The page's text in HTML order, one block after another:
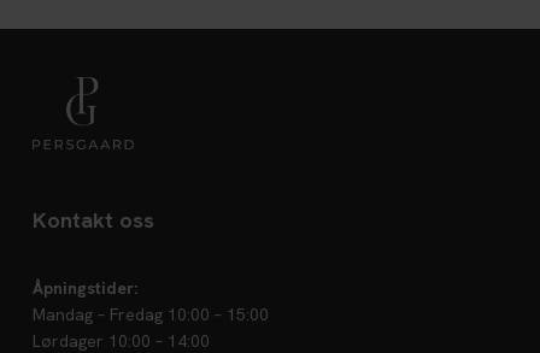
Kontakt oss
Åpningstider:
Mandag – Fredag 10:00 – 15:00
Lørdager 10:00 – 14:00